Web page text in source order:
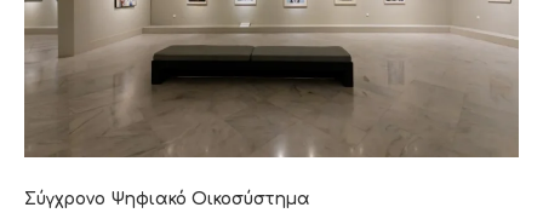
Σύγχρονο Ψηφιακό Οικοσύστημα